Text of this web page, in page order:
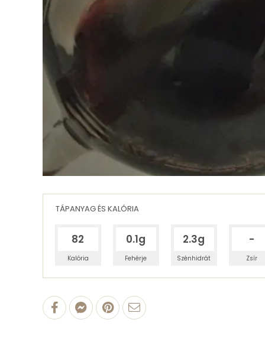
TÁPANYAG ÉS KALÓRIA
82
Kalória
0.1g
Fehérje
2.3g
Szénhidrát
-
Zsír
100 g Édes vörösbor